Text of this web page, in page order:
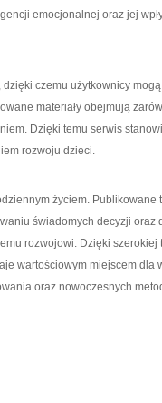
emocjonalnej oraz jej
dzięki czemu użytkownicy
materiały obejmują
Dzięki temu serwis
rozwoju dzieci.
życiem.
świadomych decyzji
rozwojowi. Dzięki
wartościowym miejscem
oraz nowoczesnych